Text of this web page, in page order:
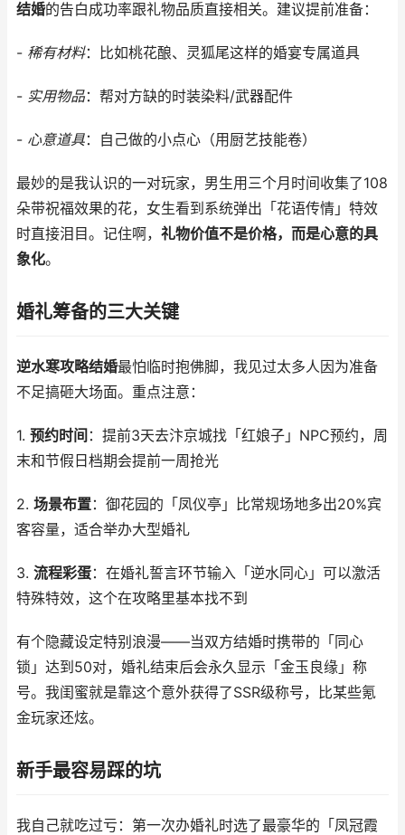
结婚的告白成功率跟礼物品质直接相关。建议提前准备：
- 稀有材料：比如桃花酿、灵狐尾这样的婚宴专属道具
- 实用物品：帮对方缺的时装染料/武器配件
- 心意道具：自己做的小点心（用厨艺技能卷）
最妙的是我认识的一对玩家，男生用三个月时间收集了108
朵带祝福效果的花，女生看到系统弹出「花语传情」特效
时直接泪目。记住啊， 礼物价值不是价格，而是心意的具
象化。
婚礼筹备的三大关键
逆水寒攻略结婚最怕临时抱佛脚，我见过太多人因为准备
不足搞砸大场面。重点注意：
1. 预约时间 ：提前3天去汴京城找「红娘子」NPC预约，周
末和节假日档期会提前一周抢光
2. 场景布置：御花园的「凤仪亭」比常规场地多出20%宾
客容量，适合举办大型婚礼
3. 流程彩蛋：在婚礼誓言环节输入「逆水同心」可以激活
特殊特效，这个在攻略里基本找不到
有个隐藏设定特别浪漫——当双方结婚时携带的「同心
锁」达到50对，婚礼结束后会永久显示「金玉良缘」称
号。我闺蜜就是靠这个意外获得了SSR级称号，比某些氪
金玩家还炫。
新手最容易踩的坑
我自己就吃过亏：第一次办婚礼时选了最豪华的「凤冠霞